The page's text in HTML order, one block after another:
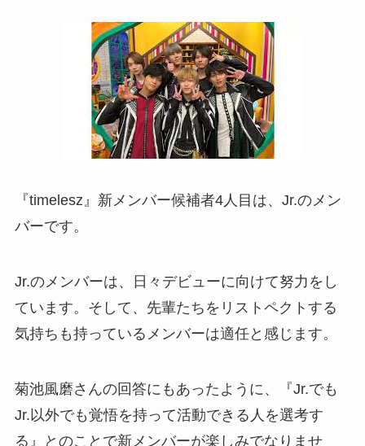
『timelesz』新メンバー候補者4人目は、Jr.のメン
バーです。
Jr.のメンバーは、日々デビューに向けて努力をし
ています。そして、先輩たちをリストペクトする
気持ちも持っているメンバーは適任と感じます。
菊池風磨さんの回答にもあったように、『Jr.でも
Jr.以外でも覚悟を持って活動できる人を選考す
る』とのことで新メンバーが楽しみでなりませ